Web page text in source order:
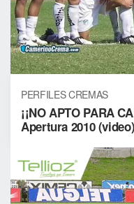
PERFILES CREMAS
¡¡NO APTO PARA
Apertura 2010 (video)